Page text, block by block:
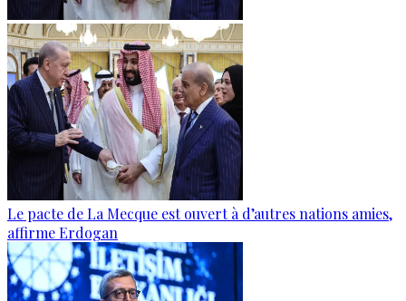
Le pacte de La Mecque est ouvert à d’autres nations amies,
affirme Erdogan